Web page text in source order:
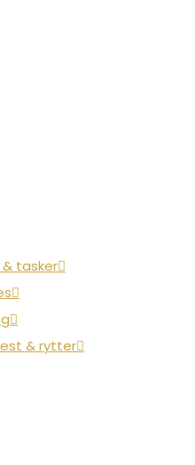
tasker
& rytter